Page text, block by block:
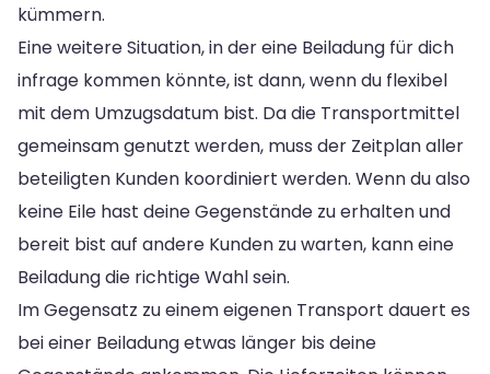
kümmern.
Eine weitere Situation, in der eine Beiladung für dich
infrage kommen könnte, ist dann, wenn du flexibel
mit dem Umzugsdatum bist. Da die Transportmittel
gemeinsam genutzt werden, muss der Zeitplan aller
beteiligten Kunden koordiniert werden. Wenn du also
keine Eile hast deine Gegenstände zu erhalten und
bereit bist auf andere Kunden zu warten, kann eine
Beiladung die richtige Wahl sein.
Im Gegensatz zu einem eigenen Transport dauert es
bei einer Beiladung etwas länger bis deine